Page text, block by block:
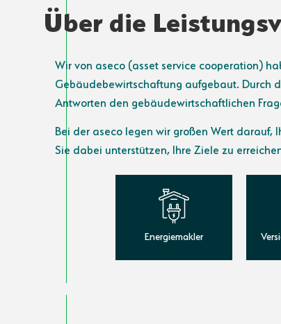
Über die
Wir von aseco (asset service cooperation)
Gebäudebewirtschaftung aufgebaut. Durch
Antworten den gebäudewirtschaftlichen
Bei der aseco legen wir großen Wert
Sie dabei unterstützen, Ihre Ziele zu
Energiemakler